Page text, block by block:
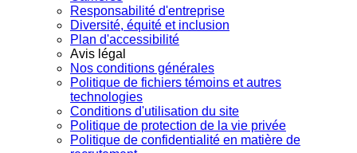
Responsabilité d'entreprise
Diversité, équité et inclusion
Plan d'accessibilité
Avis légal
Nos conditions générales
Politique de fichiers témoins et autres
technologies
Conditions d'utilisation du site
Politique de protection de la vie privée
Politique de confidentialité en matière de